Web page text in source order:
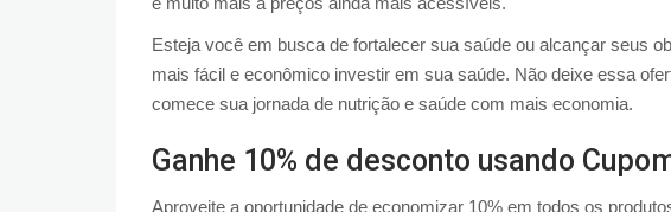
Esteja você em busca de fortalecer sua saúde ou alcançar seus
mais fácil e econômico investir em sua saúde. Não deixe essa
comece sua jornada de nutrição e saúde com mais economia.
Ganhe 10% de desconto usando
Aproveite a oportunidade de economizar 10% em todos os